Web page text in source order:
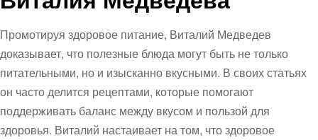
Промотируя здоровое питание, Виталий Медведев
доказывает, что полезные блюда могут быть не только
питательными, но и изысканно вкусными. В своих статьях
он часто делится рецептами, которые помогают
поддерживать баланс между вкусом и пользой для
здоровья. Виталий настаивает на том, что здоровое